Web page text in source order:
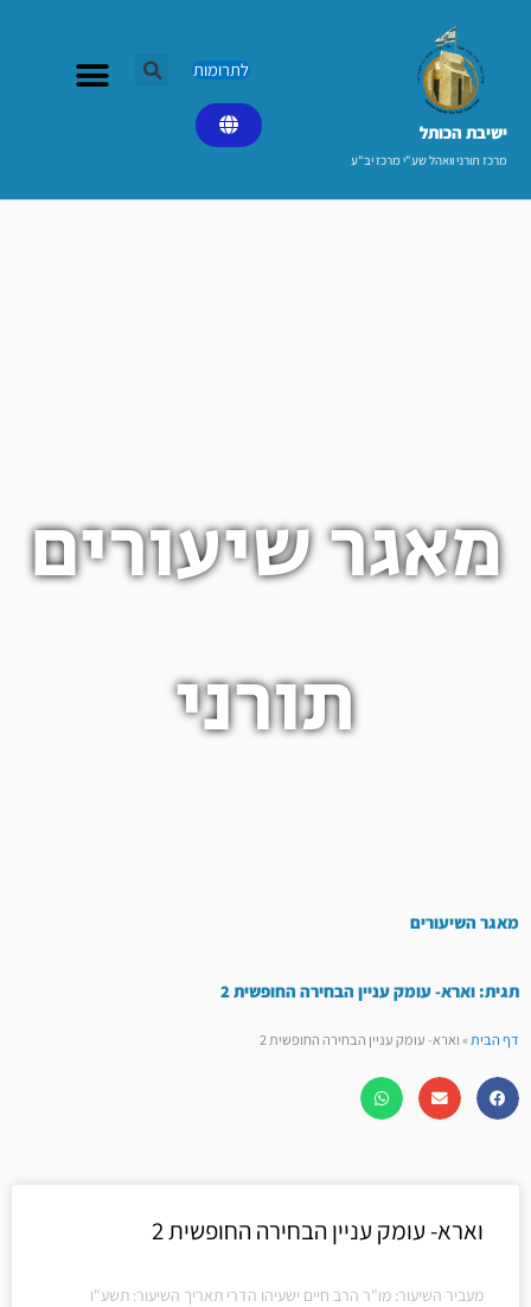
ישיבת הכותל​
מרכז תורני וואהל שע"י מרכז יב"ע
לתרומות
מאגר שיעורים
תורני
מאגר השיעורים
תגית: וארא- עומק עניין הבחירה החופשית 2
דף הבית»וארא- עומק עניין הבחירה החופשית 2
וארא- עומק עניין הבחירה החופשית 2
מעביר השיעור: מו"ר הרב חיים ישעיהו הדרי תאריך השיעור: תשע"ו